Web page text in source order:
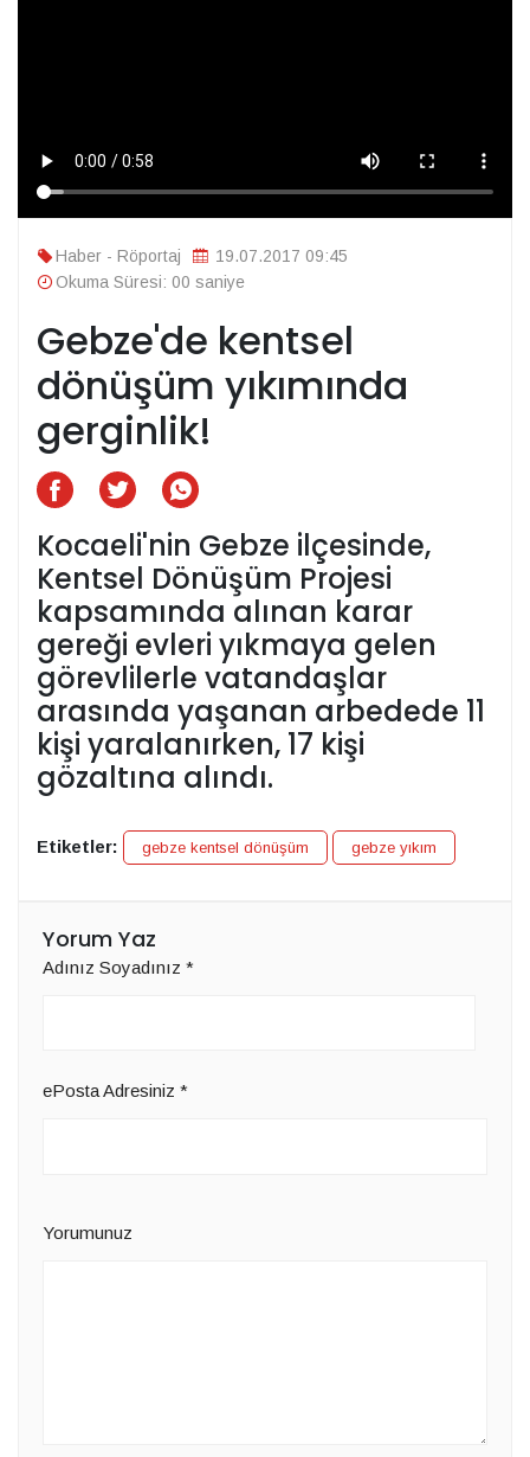
Haber - Röportaj
19.07.2017 09:45
Okuma Süresi: 00 saniye
Gebze'de kentsel
dönüşüm yıkımında
gerginlik!
Kocaeli'nin Gebze ilçesinde,
Kentsel Dönüşüm Projesi
kapsamında alınan karar
gereği evleri yıkmaya gelen
görevlilerle vatandaşlar
arasında yaşanan arbedede 11
kişi yaralanırken, 17 kişi
gözaltına alındı.
Etiketler: gebze kentsel dönüşüm gebze yıkım
Yorum Yaz
Adınız Soyadınız *
ePosta Adresiniz *
Yorumunuz